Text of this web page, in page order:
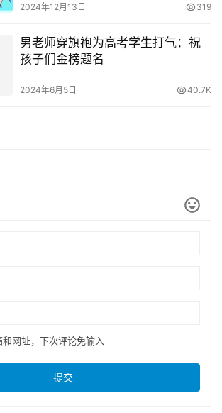
2024年12月13日 319
男老师穿旗袍为高考学生打气：祝
孩子们金榜题名
2024年6月5日 40.7K
网址，下次评论免输入
提交